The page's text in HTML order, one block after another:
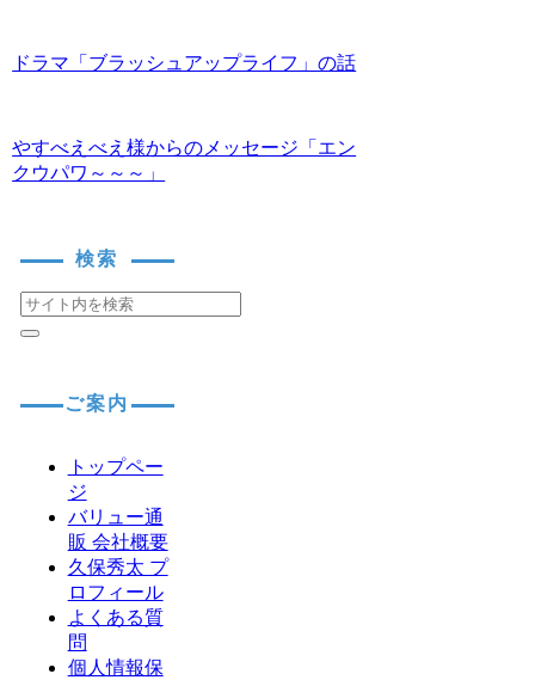
ドラマ「ブラッシュアップライフ」の話
やすべえべえ様からのメッセージ「エン
クウパワ～～～」
検索
ご案内
トップペー
ジ
バリュー通
販 会社概要
久保秀太 プ
ロフィール
よくある質
問
個人情報保